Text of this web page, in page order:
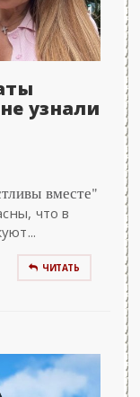
узнали
вместе"
что в
ЧИТАТЬ